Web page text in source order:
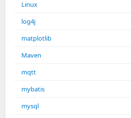
Linux
log4j
matplotlib
Maven
mqtt
mybatis
mysql